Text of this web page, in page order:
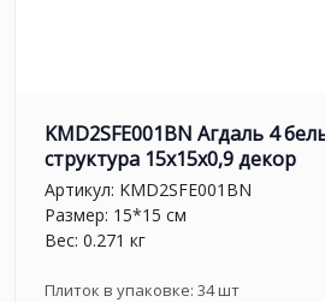
KMD2SFE001BN Агдаль 4
структура 15x15x0,9 декор
Артикул: KMD2SFE001BN
Размер: 15*15 см
Вес: 0.271 кг
Плиток в упаковке: 34шт